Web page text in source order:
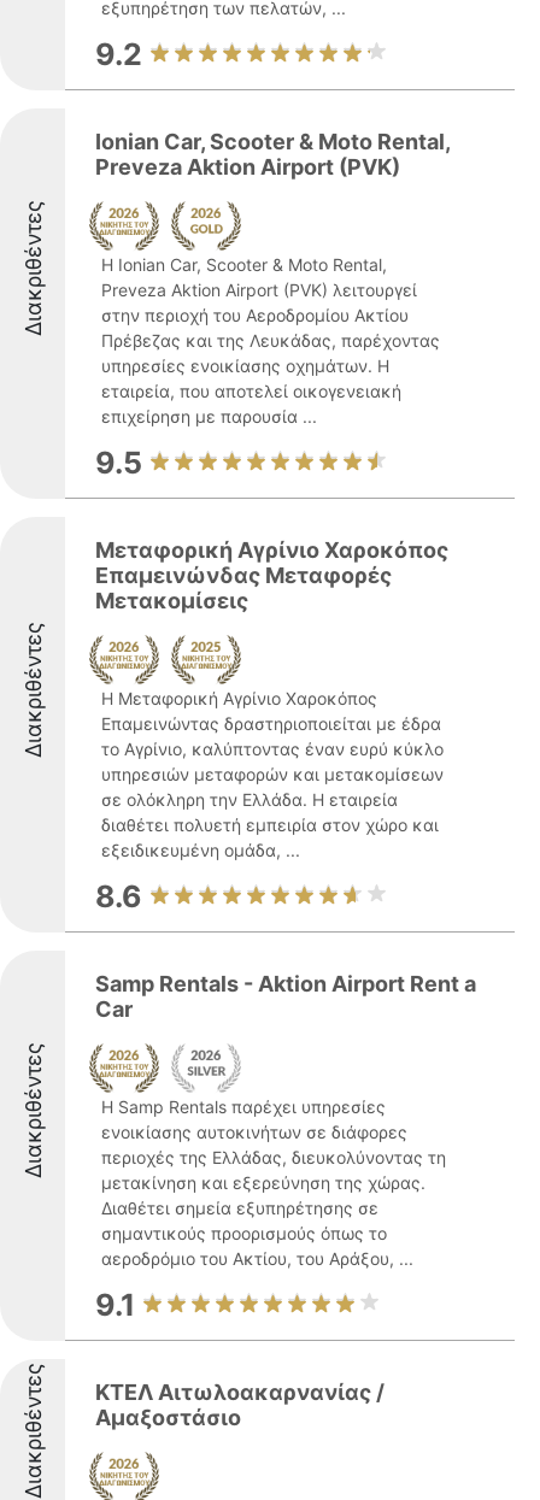
εξυπηρέτηση των πελατών, ...
9.2
Διακριθέντες
Ionian Car, Scooter & Moto Rental,
Preveza Aktion Airport (PVK)
Η Ionian Car, Scooter & Moto Rental,
Preveza Aktion Airport (PVK) λειτουργεί
στην περιοχή του Αεροδρομίου Ακτίου
Πρέβεζας και της Λευκάδας, παρέχοντας
υπηρεσίες ενοικίασης οχημάτων. Η
εταιρεία, που αποτελεί οικογενειακή
επιχείρηση με παρουσία ...
9.5
Διακριθέντες
Μεταφορική Αγρίνιο Χαροκόπος
Επαμεινώνδας Μεταφορές
Μετακομίσεις
Η Μεταφορική Αγρίνιο Χαροκόπος
Επαμεινώντας δραστηριοποιείται με έδρα
το Αγρίνιο, καλύπτοντας έναν ευρύ κύκλο
υπηρεσιών μεταφορών και μετακομίσεων
σε ολόκληρη την Ελλάδα. Η εταιρεία
διαθέτει πολυετή εμπειρία στον χώρο και
εξειδικευμένη ομάδα, ...
8.6
Διακριθέντες
Samp Rentals - Aktion Airport Rent a
Car
Η Samp Rentals παρέχει υπηρεσίες
ενοικίασης αυτοκινήτων σε διάφορες
περιοχές της Ελλάδας, διευκολύνοντας τη
μετακίνηση και εξερεύνηση της χώρας.
Διαθέτει σημεία εξυπηρέτησης σε
σημαντικούς προορισμούς όπως το
αεροδρόμιο του Ακτίου, του Αράξου, ...
9.1
Διακριθέντες
ΚΤΕΛ Αιτωλοακαρνανίας /
Αμαξοστάσιο